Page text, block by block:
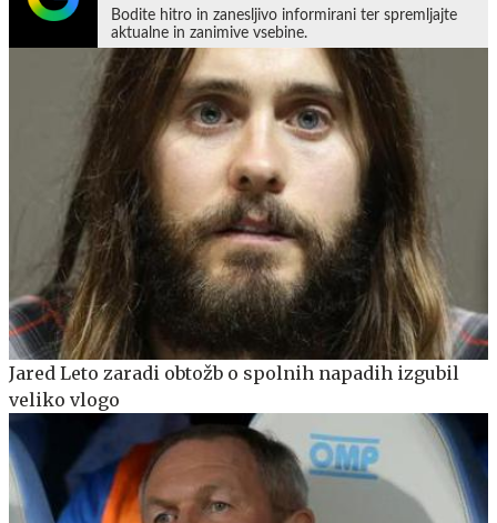
Bodite hitro in zanesljivo informirani ter spremljajte
aktualne in zanimive vsebine.
Jared Leto zaradi obtožb o spolnih napadih izgubil
veliko vlogo